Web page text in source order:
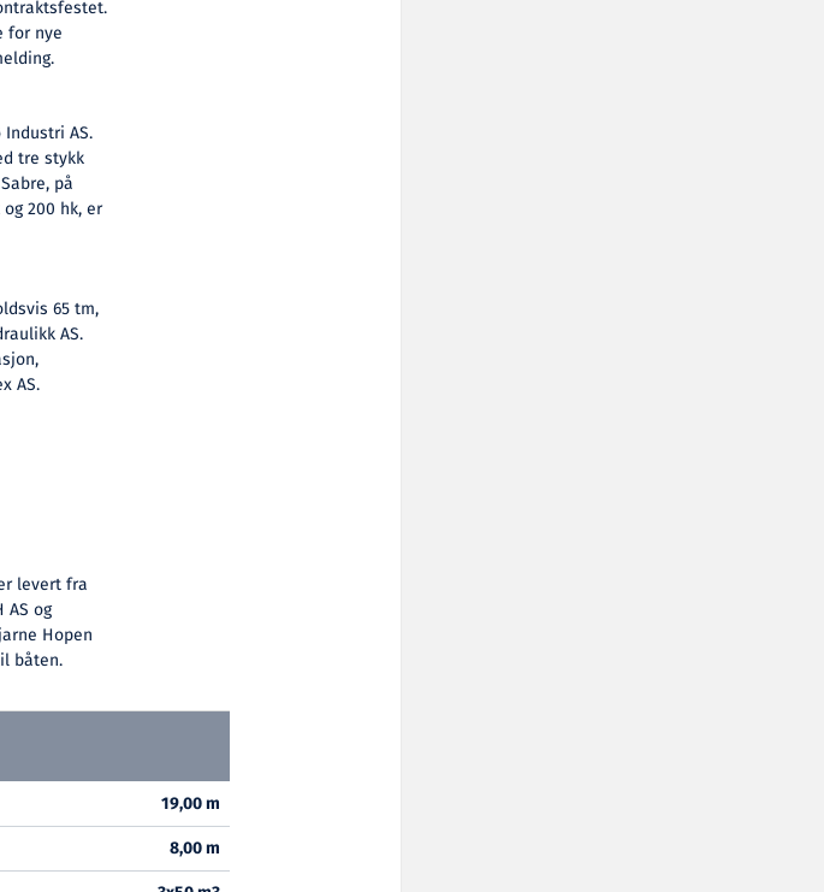
for nye
AS.
tre stykk
på
200 hk, er
65 tm,
AS.
AS.
levert fra
og
Hopen
båten.
19,00 m
8,00 m